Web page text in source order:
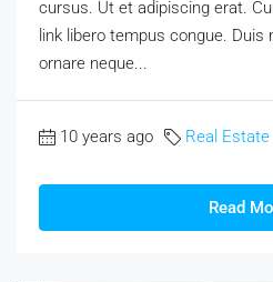
cursus. Ut et adipiscing erat.
link libero tempus congue.
ornare neque...
10 years ago Real Estate
Read